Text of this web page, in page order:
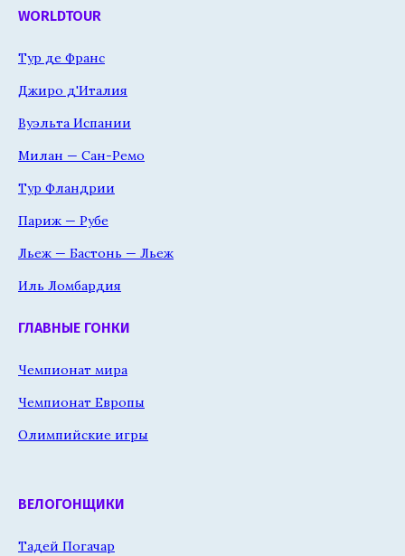
WORLDTOUR
Тур де Франс
Джиро д'Италия
Вуэльта Испании
Милан — Сан-Ремо
Тур Фландрии
Париж — Рубе
Льеж — Бастонь — Льеж
Иль Ломбардия
ГЛАВНЫЕ ГОНКИ
Чемпионат мира
Чемпионат Европы
Олимпийские игры
ВЕЛОГОНЩИКИ
Тадей Погачар